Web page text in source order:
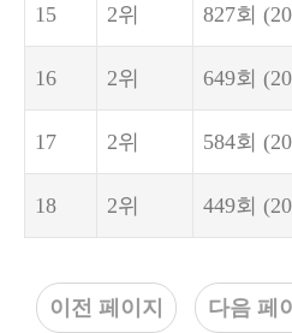
15 2위 827회
16 2위 649회
17 2위 584회
18 2위 449회
이전 페이지 다음 페